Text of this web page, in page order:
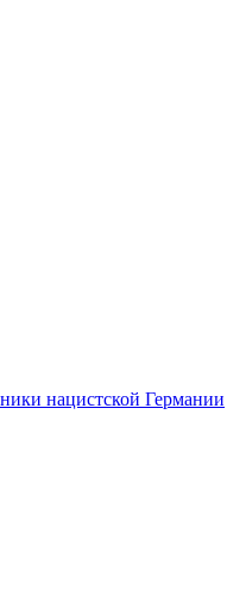
нацистской Германии